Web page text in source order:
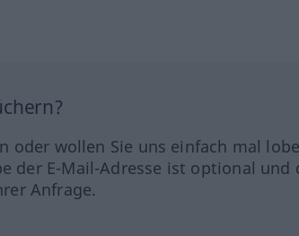
oder wollen Sie uns einfach mal
der E-Mail-Adresse ist optional und
Anfrage.